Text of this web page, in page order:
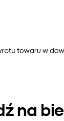
towaru w
na